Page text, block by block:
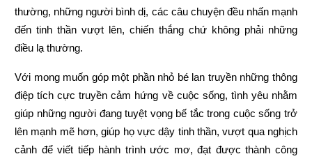
thường, những người bình dị, các câu chuyện đều nhấn mạnh
đến tinh thần vượt lên, chiến thắng chứ không phải những
điều lạ thường.
Với mong muốn góp một phần nhỏ bé lan truyền những thông
điệp tích cực truyền cảm hứng về cuộc sống, tình yêu nhằm
giúp những người đang tuyệt vọng bế tắc trong cuộc sống trở
lên mạnh mẽ hơn, giúp họ vực dậy tinh thần, vượt qua nghịch
cảnh để viết tiếp hành trình ước mơ, đạt được thành công